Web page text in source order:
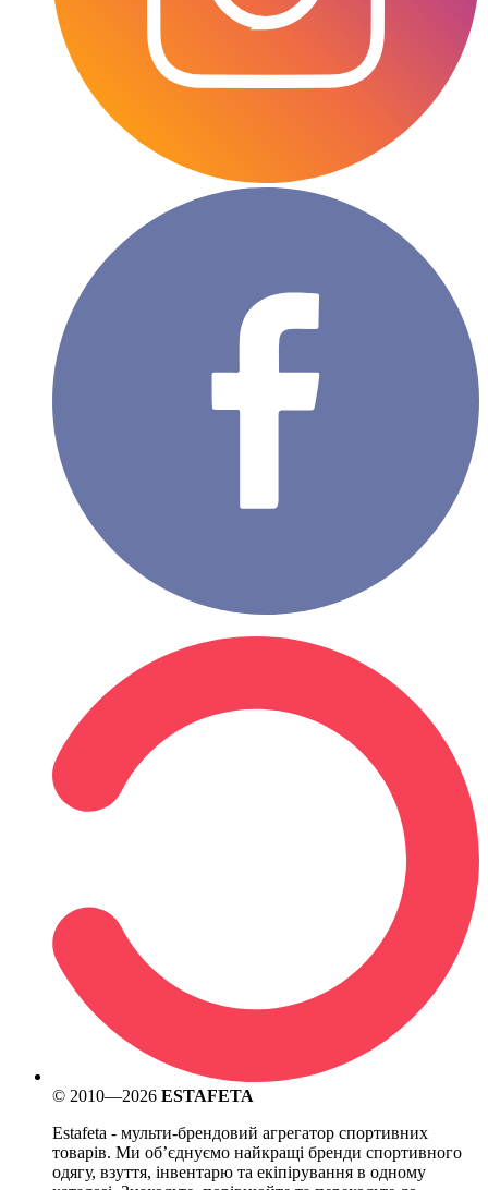
© 2010—2026 ESTAFETA
Estafeta - мульти-брендовий агрегатор спортивних
товарів. Ми обʼєднуємо найкращі бренди спортивного
одягу, взуття, інвентарю та екіпірування в одному